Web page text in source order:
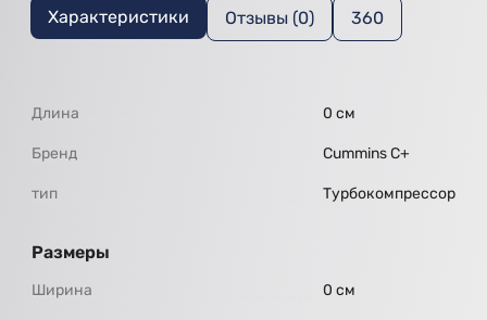
Характеристики Отзывы (0) 360
Длина 0 см
Бренд Cummins C+
тип Турбокомпрессор
Размеры
Ширина 0 см